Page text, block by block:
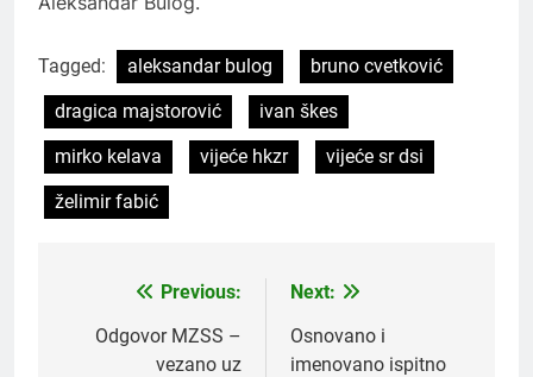
Tagged: aleksandar bulog
bruno cvetković
dragica majstorović
ivan škes
mirko kelava
vijeće hkzr
vijeće sr dsi
želimir fabić
Navigacija
objava
Previous:
Odgovor MZSS –
vezano uz
Next:
Osnovano i
imenovano ispitno